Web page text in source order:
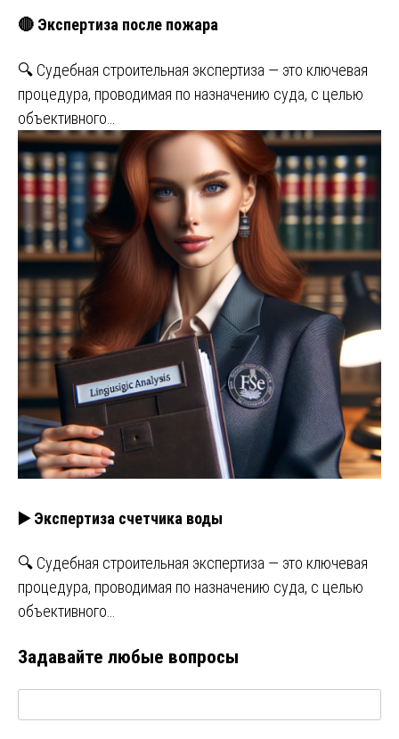
🔴 Экспертиза после пожара
🔍 Судебная строительная экспертиза — это ключевая
процедура, проводимая по назначению суда, с целью
объективного…
▶️ Экспертиза счетчика воды
🔍 Судебная строительная экспертиза — это ключевая
процедура, проводимая по назначению суда, с целью
объективного…
Задавайте любые вопросы